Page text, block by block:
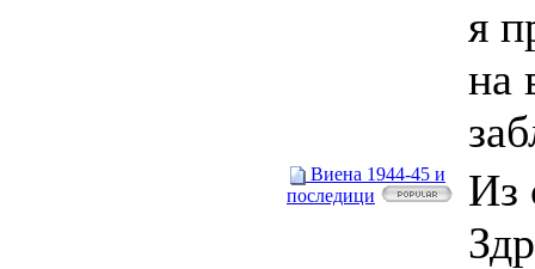
я
на
Виена 1944-45 и
последици
Из